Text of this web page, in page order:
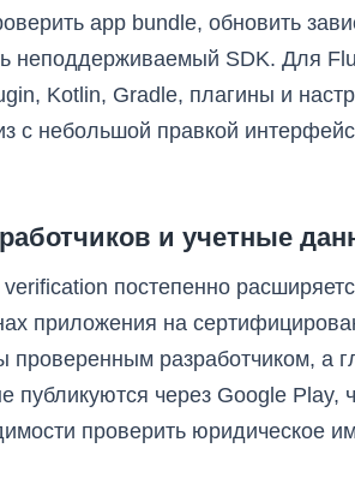
app bundle, обновить
неподдерживаемый SDK. Для
Kotlin, Gradle, плагины и
с небольшой правкой
и учетные
постепенно
приложения на
проверенным разработчиком, а
публикуются через Google
проверить юридическое